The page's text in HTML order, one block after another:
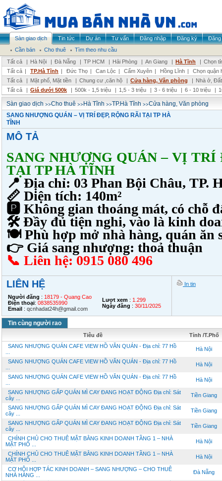
Sàn giao dịch Tin tức Dự án Tư vấn Đăng nhập Đăng ký
Đăng
Cần bán
Cho thuê
Tìm theo nhu cầu
Tất cả
| Hà Nội | Đà Nẵng | TP HCM | Hải Phòng | An Giang | Hà Tĩnh | Chọn
Tất cả | TP.Hà Tĩnh | Đức Thọ | Can Lộc | Cẩm Xuyên | Hồng Lĩnh |
Chọn quận
Tất cả
| Mặt phố, Mặt tiền | Chung cư ,căn hộ | Cửa hàng, Văn phòng | Nhà ở,
Tất cả
| Giá dưới 500k | 500k - 1,5 triệu | 1,5 - 3 triệu | 3 - 6 triệu | 6 - 10 triệu |
Sàn giao dịch >>Cho thuê >>Hà Tĩnh >>TP.Hà Tĩnh >>Cửa hàng, Văn phòng
SANG NHƯỢNG QUÁN – VỊ TRÍ ĐẸP, RỘNG RÃI TẠI TP HÀ
TĨNH
MÔ TẢ
SANG NHƯỢNG QUÁN – VỊ TRÍ
TẠI TP HÀ TĨNH
📍 Địa chỉ: 03 Phan Bội Châu, TP.
📏 Diện tích: 140m²
🅿️ Không gian thoáng mát, có chỗ
🛠 Đầy đủ tiện nghi, vào là kinh
🍽 Phù hợp mở nhà hàng, quán ăn
👉 Giá sang nhượng: thoả thuận
📞 Liên hệ: 0915 080 496
LIÊN HỆ
Người đăng : 18179 - Quang Cao
Điện thoại: 0838535990
Email : qcnhadat24h@gmail.com
Lượt xem : 1.299
Ngày đăng : 30/11/2025
In tin
Tin cùng người rao
Tiêu đề
Tỉnh /T.Phố
SANG NHƯỢNG QUÁN CAFE VIEW HỒ VĂN QUÁN - Địa chỉ: 77 Hồ
Hà Nội
SANG NHƯỢNG QUÁN CAFE VIEW HỒ VĂN QUÁN - Địa chỉ: 77 Hồ
Hà Nội
SANG NHƯỢNG QUÁN CAFE VIEW HỒ VĂN QUÁN - Địa chỉ: 77 Hồ
Hà Nội
SANG NHƯỢNG GẤP QUÁN MÌ CAY ĐANG HOẠT ĐỘNG Địa chỉ: Sát
cây ...
Tiền Giang
SANG NHƯỢNG GẤP QUÁN MÌ CAY ĐANG HOẠT ĐỘNG Địa chỉ: Sát
cây ...
Tiền Giang
SANG NHƯỢNG GẤP QUÁN MÌ CAY ĐANG HOẠT ĐỘNG Địa chỉ: Sát
cây ...
Tiền Giang
CHÍNH CHỦ CHO THUÊ MẶT BẰNG KINH DOANH TẦNG 1 – NHÀ
MẶT PHỐ ...
Hà Nội
CHÍNH CHỦ CHO THUÊ MẶT BẰNG KINH DOANH TẦNG 1 – NHÀ
MẶT PHỐ ...
Hà Nội
CƠ HỘI HỢP TÁC KINH DOANH – SANG NHƯỢNG – CHO THUÊ
NHÀ HÀNG ...
Đà Nẵng